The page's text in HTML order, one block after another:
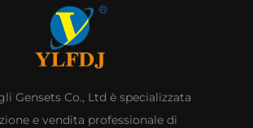
Gensets Co., Ltd è specializzata
e vendita professionale di